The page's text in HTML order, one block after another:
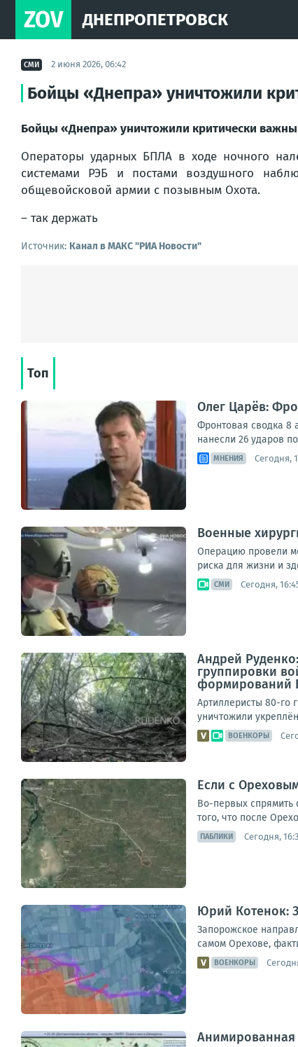
ZOV ДНЕПРОПЕТРОВСК
СМИ 2 июня 2026, 06:42
Бойцы «Днепра» уничтожили
Бойцы «Днепра» уничтожили критически
Операторы ударных БПЛА в ходе ночного
системами РЭБ и постами воздушного
общевойсковой армии с позывным Охота.
– так держать
Источник: Канал в МАКС "РИА Новости"
Топ
Олег Царёв:
Фронтовая сводка 8
нанесли 26 ударов
МНЕНИЯ Сегодня,
Военные
Операцию провели
риска для жизни и
СМИ Сегодня,
Андрей
группировки
формирований
Артиллеристы 80-го
уничтожили
ВОЕНКОРЫ
Если с
Во-первых спрямить
того, что после
ПАБЛИКИ Сегодня,
Юрий Котенок:
Запорожское
самом Орехове,
ВОЕНКОРЫ
Анимированная